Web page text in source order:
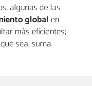
algunas de las
globalen
más eficientes;
sea, suma.